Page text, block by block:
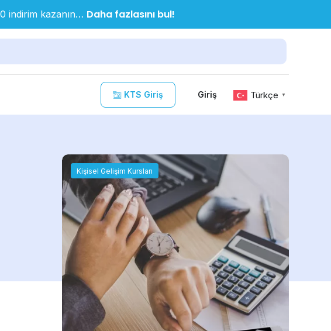
indirim kazanın… Daha fazlasını bul!
KTS Giriş Giriş Türkçe ▼
Kişisel Gelişim Kursları